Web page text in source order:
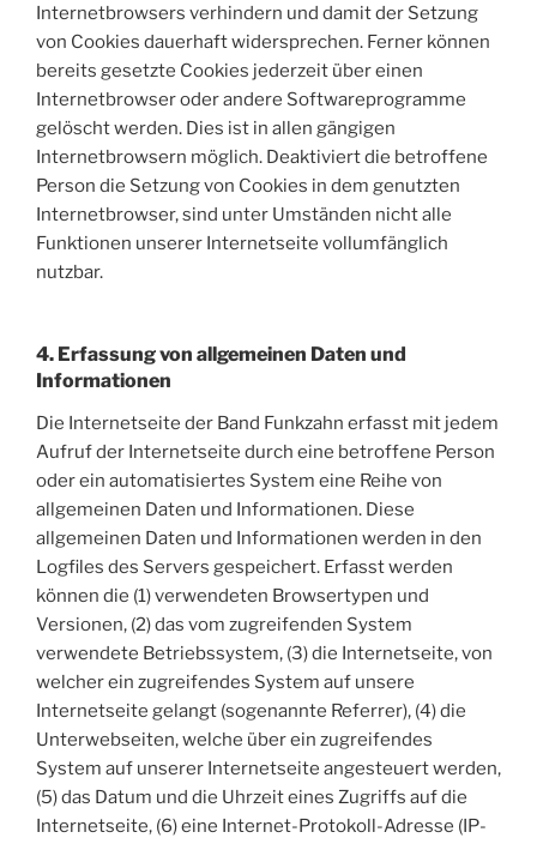
Internetbrowsers verhindern und damit der Setzung
von Cookies dauerhaft widersprechen. Ferner können
bereits gesetzte Cookies jederzeit über einen
Internetbrowser oder andere Softwareprogramme
gelöscht werden. Dies ist in allen gängigen
Internetbrowsern möglich. Deaktiviert die betroffene
Person die Setzung von Cookies in dem genutzten
Internetbrowser, sind unter Umständen nicht alle
Funktionen unserer Internetseite vollumfänglich
nutzbar.
4. Erfassung von allgemeinen Daten und
Informationen
Die Internetseite der Band Funkzahn erfasst mit jedem
Aufruf der Internetseite durch eine betroffene Person
oder ein automatisiertes System eine Reihe von
allgemeinen Daten und Informationen. Diese
allgemeinen Daten und Informationen werden in den
Logfiles des Servers gespeichert. Erfasst werden
können die (1) verwendeten Browsertypen und
Versionen, (2) das vom zugreifenden System
verwendete Betriebssystem, (3) die Internetseite, von
welcher ein zugreifendes System auf unsere
Internetseite gelangt (sogenannte Referrer), (4) die
Unterwebseiten, welche über ein zugreifendes
System auf unserer Internetseite angesteuert werden,
(5) das Datum und die Uhrzeit eines Zugriffs auf die
Internetseite, (6) eine Internet-Protokoll-Adresse (IP-